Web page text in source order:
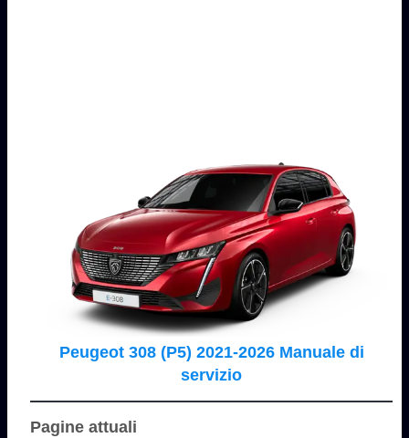
Peugeot 308 (P5) 2021-2026 Manuale di
servizio
Pagine attuali